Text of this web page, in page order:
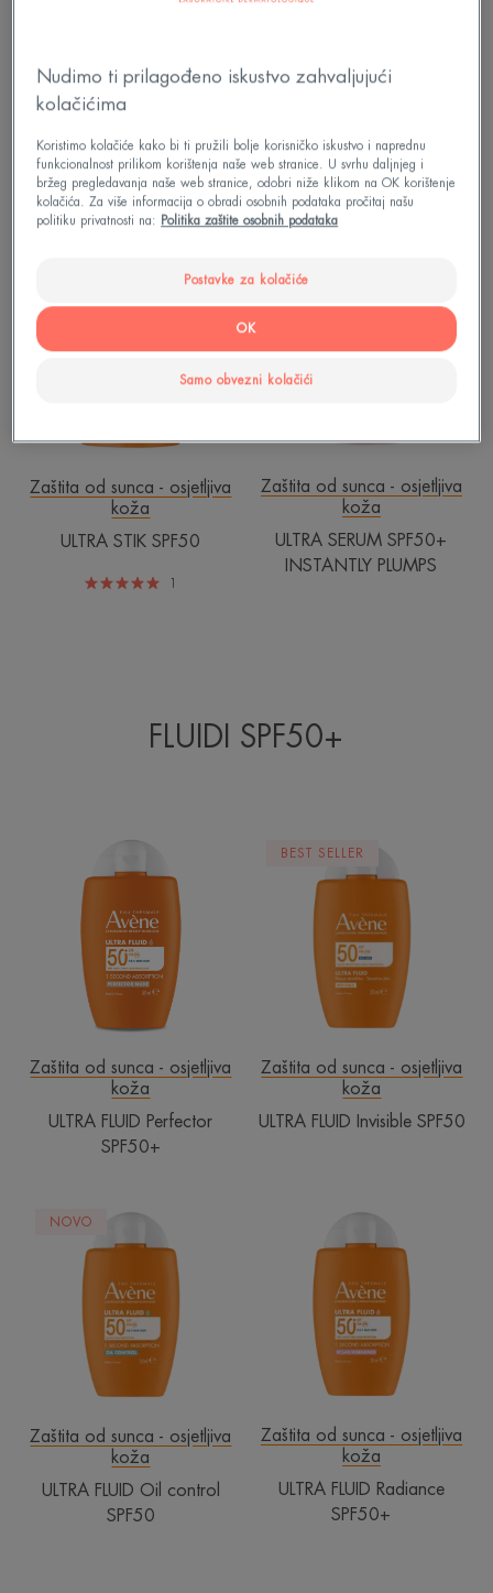
NOVO: STIK I SERUM SPF50+
SPF50
Zaštita od sunca - osjetljiva
koža
ULTRA STIK SPF50
1
SPF50+
INSTANTLY
NOVO
Zaštita od sunca - osjetljiva
koža
ULTRA SERUM SPF50+
INSTANTLY PLUMPS
FLUIDI SPF50+
ULTRA
Perfector
SPF50+
Zaštita od sunca - osjetljiva
koža
ULTRA FLUID Perfector
SPF50+
FLUID
Invisible
SPF50
BEST SELLER
Zaštita od sunca - osjetljiva
koža
ULTRA FLUID Invisible SPF50
control
SPF50
NOVO
Zaštita od sunca - osjetljiva
koža
ULTRA FLUID Oil control
SPF50
Radiance
SPF50+
Zaštita od sunca - osjetljiva
koža
ULTRA FLUID Radiance
SPF50+
Nudimo ti prilagođeno iskustvo zahvaljujući
kolačićima
Koristimo kolačiće kako bi ti pružili bolje korisničko iskustvo i naprednu
funkcionalnost prilikom korištenja naše web stranice. U svrhu daljnjeg i
bržeg pregledavanja naše web stranice, odobri niže klikom na OK korištenje
kolačića. Za više informacija o obradi osobnih podataka pročitaj našu
politiku privatnosti na:
Politika zaštite osobnih podataka
Postavke za kolačiće
Samo obvezni kolačići
OK